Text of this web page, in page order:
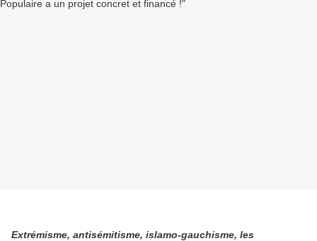
Extrémisme, antisémitisme, islamo-gauchisme, les